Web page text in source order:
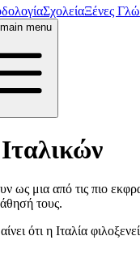
ΣχολείαΞένες
menu
ως μια από τις πιο
τους.
ότι η Ιταλία